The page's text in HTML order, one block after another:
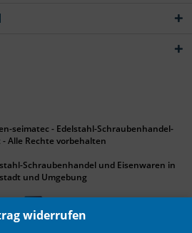
widerrufen
seimatec - Edelstahl-Schraubenhandel-
Alle Rechte vorbehalten
Schraubenhandel und Eisenwaren in
und Umgebung